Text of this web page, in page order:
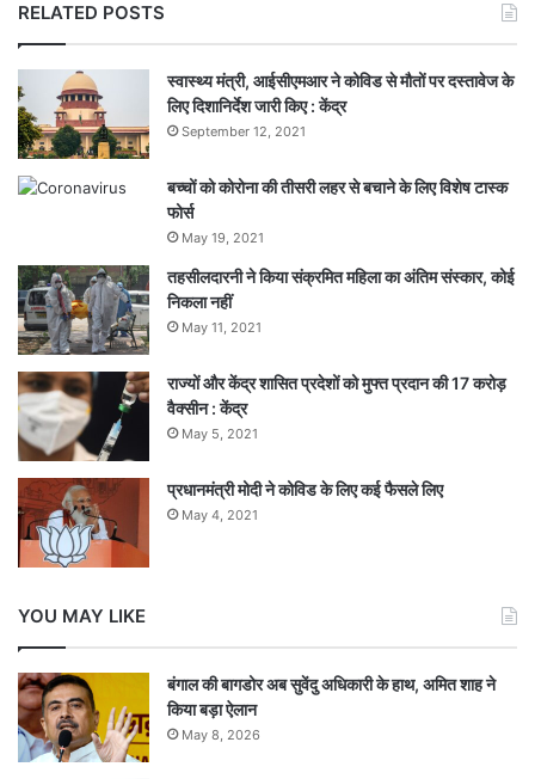
RELATED POSTS
स्वास्थ्य मंत्री, आईसीएमआर ने कोविड से मौतों पर दस्तावेज के
लिए दिशानिर्देश जारी किए : केंद्र
September 12, 2021
बच्चों को कोरोना की तीसरी लहर से बचाने के लिए विशेष टास्क
फोर्स
May 19, 2021
तहसीलदारनी ने किया संक्रमित महिला का अंतिम संस्कार, कोई
निकला नहीं
May 11, 2021
राज्यों और केंद्र शासित प्रदेशों को मुफ्त प्रदान की 17 करोड़
वैक्सीन : केंद्र
May 5, 2021
प्रधानमंत्री मोदी ने कोविड के लिए कई फैसले लिए
May 4, 2021
YOU MAY LIKE
बंगाल की बागडोर अब सुवेंदु अधिकारी के हाथ, अमित शाह ने
किया बड़ा ऐलान
May 8, 2026